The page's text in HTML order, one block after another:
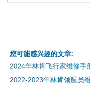
您可能感兴趣的文章:
2024年林肯飞行家维修手
2022-2023年林肯领航员